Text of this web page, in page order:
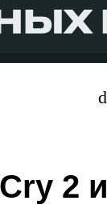
2 и